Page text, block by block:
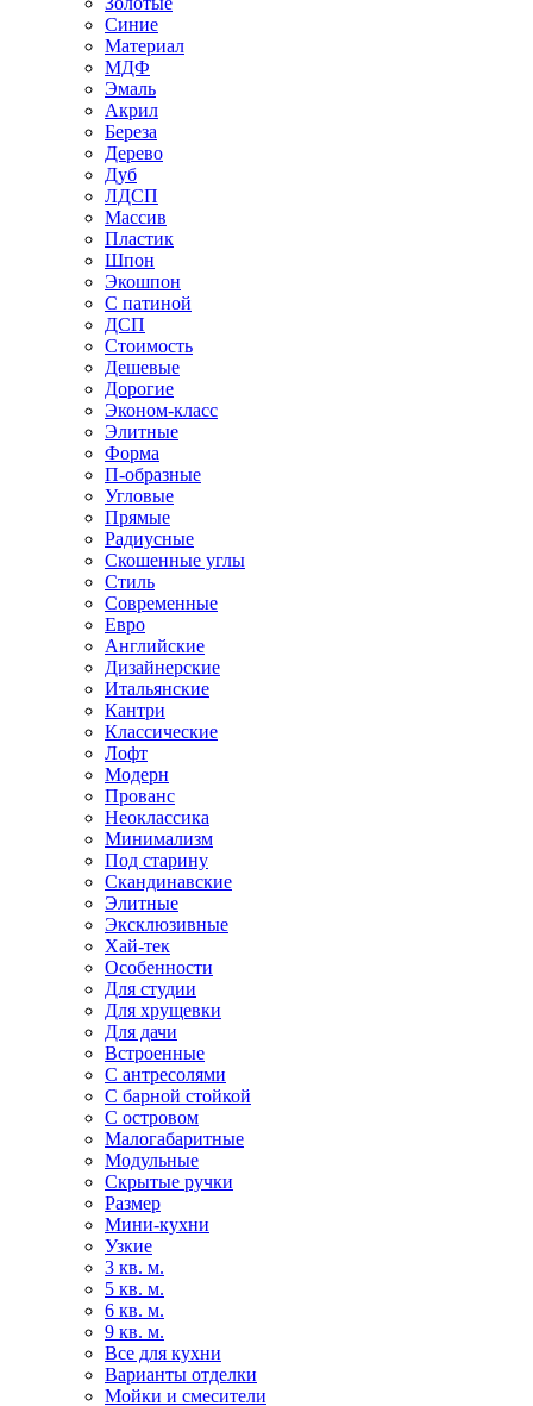
Синие
Материал
МДФ
Эмаль
Акрил
Береза
Дерево
Дуб
ЛДСП
Массив
Пластик
Шпон
Экошпон
С патиной
ДСП
Стоимость
Дешевые
Дорогие
Эконом-класс
Элитные
Форма
П-образные
Угловые
Прямые
Радиусные
Скошенные углы
Стиль
Современные
Евро
Английские
Дизайнерские
Итальянские
Кантри
Классические
Лофт
Модерн
Прованс
Неоклассика
Минимализм
Под старину
Скандинавские
Элитные
Эксклюзивные
Хай-тек
Особенности
Для студии
Для хрущевки
Для дачи
Встроенные
С антресолями
С барной стойкой
С островом
Малогабаритные
Модульные
Скрытые ручки
Размер
Мини-кухни
Узкие
3 кв. м.
5 кв. м.
6 кв. м.
9 кв. м.
Все для кухни
Варианты отделки
Мойки и смесители